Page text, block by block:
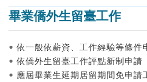
請
進
詢
見
畢業僑外生留臺工作
依一般依薪資、工作經驗等條件
依僑外生留臺工作評點新制申請
應屆畢業生延期居留期間免申請